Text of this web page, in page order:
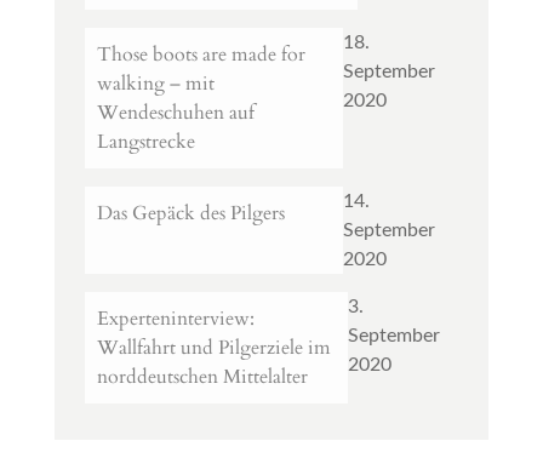
Those boots are made for
walking – mit
Wendeschuhen auf
Langstrecke
18.
September
2020
Das Gepäck des Pilgers
14.
September
2020
Experteninterview:
Wallfahrt und Pilgerziele im
norddeutschen Mittelalter
3.
September
2020